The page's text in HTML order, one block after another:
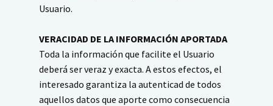
Usuario.
VERACIDAD DE LA INFORMACIÓN APORTADA
Toda la información que facilite el Usuario
deberá ser veraz y exacta. A estos efectos, el
interesado garantiza la autenticad de todos
aquellos datos que aporte como consecuencia